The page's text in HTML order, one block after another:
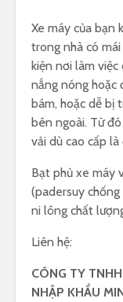
Xe máy của bạn
trong nhà có
kiện nơi làm việc
nắng nóng hoặc
bám, hoặc dễ bị
bên ngoài. Từ
vải dù cao cấp
Bạt phủ xe máy
(padersuy
ni lông chất
Liên hệ:
CÔNG TY
NHẬP KHẨU